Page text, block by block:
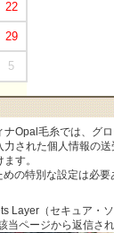
22
29
5
ナOpal毛糸では、グ
力された個人情報の
す。
の特別な設定は必
Layer（セキュア・
当ページから返信さ